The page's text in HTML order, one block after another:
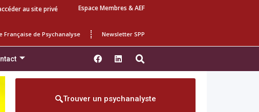
au site privé Espace Membres & AEF
Française de Psychanalyse Newsletter SPP
Trouver un psychanalyste